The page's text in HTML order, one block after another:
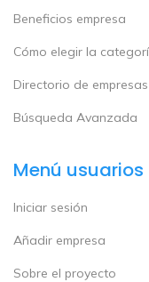
Beneficios empresa
Cómo elegir la
Directorio de empresas
Búsqueda Avanzada
Menú usuarios
Iniciar sesión
Añadir empresa
Sobre el proyecto